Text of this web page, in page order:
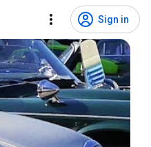
Sign in